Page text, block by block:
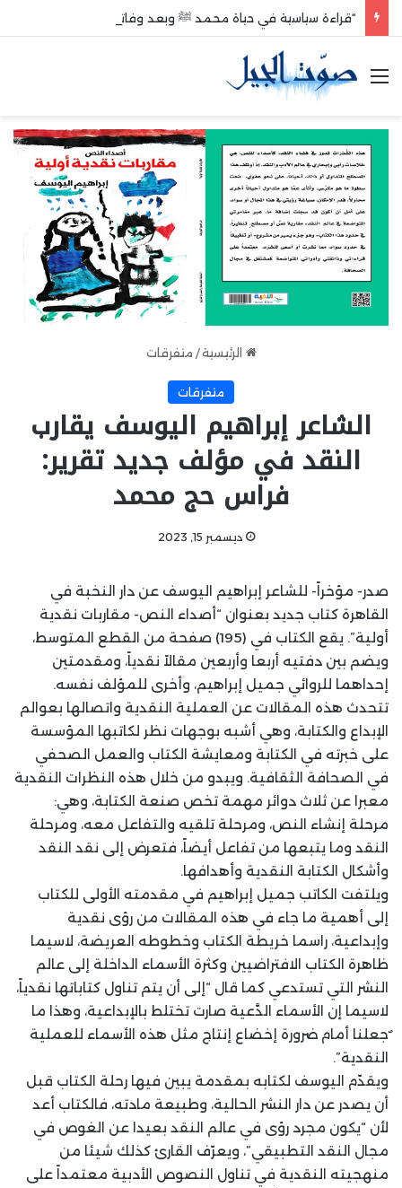
“قراءة سياسية في حياة محمد ﷺ وبعد وفاته”
القائمة
الرئيسية / متفرقات
متفرقات
الشاعر إبراهيم اليوسف يقارب
النقد في مؤلف جديد تقرير:
فراس حج محمد
ديسمبر 15, 2023
صدر- مؤخراً- للشاعر إبراهيم اليوسف عن دار النخبة في
القاهرة كتاب جديد بعنوان “أصداء النص- مقاربات نقدية
أولية”. يقع الكتاب في (195) صفحة من القطع المتوسط،
ويضم بين دفتيه أربعا وأربعين مقالاً نقدياً، ومقدمتين
إحداهما للروائي جميل إبراهيم، وأخرى للمؤلف نفسه.
تتحدث هذه المقالات عن العملية النقدية واتصالها بعوالم
الإبداع والكتابة، وهي أشبه بوجهات نظر لكاتبها المؤسسة
على خبرته في الكتابة ومعايشة الكتاب والعمل الصحفي
في الصحافة الثقافية. ويبدو من خلال هذه النظرات النقدية
معبرا عن ثلاث دوائر مهمة تخص صنعة الكتابة، وهي:
مرحلة إنشاء النص، ومرحلة تلقيه والتفاعل معه، ومرحلة
النقد وما يتبعها من تفاعل أيضاً، فتعرض إلى نقد النقد
وأشكال الكتابة النقدية وأهدافها.
ويلتفت الكاتب جميل إبراهيم في مقدمته الأولى للكتاب
إلى أهمية ما جاء في هذه المقالات من رؤى نقدية
وإبداعية، راسما خريطة الكتاب وخطوطه العريضة، لاسيما
ظاهرة الكتاب الافتراضيين وكثرة الأسماء الداخلة إلى عالم
النشر التي تستدعي كما قال “إلى أن يتم تناول كتاباتها نقدياً،
لاسيما إن الأسماء الدَّعية صارت تختلط بالإبداعية، وهذا ما
ٌجعلنا أمام ضرورة إخضاع إنتاج مثل هذه الأسماء للعملية
النقدية”.
ويقدّم اليوسف لكتابه بمقدمة يبين فيها رحلة الكتاب قبل
أن يصدر عن دار النشر الحالية، وطبيعة مادته، فالكتاب أعد
لأن “يكون مجرد رؤى في عالم النقد بعيدا عن الغوص في
مجال النقد التطبيقي”، ويعرّف القارئ كذلك شيئا من
منهجيته النقدية في تناول النصوص الأدبية معتمداً على